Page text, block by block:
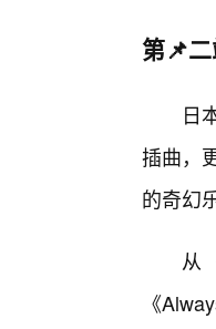
第📌
日
插曲，
的奇幻
从
《